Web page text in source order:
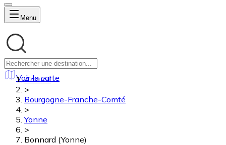
Menu
Voir la carte
Accueil
>
Bourgogne-Franche-Comté
>
Yonne
>
Bonnard (Yonne)